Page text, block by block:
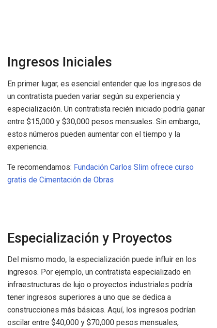
Ingresos Iniciales
En primer lugar, es esencial entender que los ingresos de
un contratista pueden variar según su experiencia y
especialización. Un contratista recién iniciado podría ganar
entre $15,000 y $30,000 pesos mensuales. Sin embargo,
estos números pueden aumentar con el tiempo y la
experiencia.
Te recomendamos: Fundación Carlos Slim ofrece curso
gratis de Cimentación de Obras
Especialización y Proyectos
Del mismo modo, la especialización puede influir en los
ingresos. Por ejemplo, un contratista especializado en
infraestructuras de lujo o proyectos industriales podría
tener ingresos superiores a uno que se dedica a
construcciones más básicas. Aquí, los ingresos podrían
oscilar entre $40,000 y $70,000 pesos mensuales,